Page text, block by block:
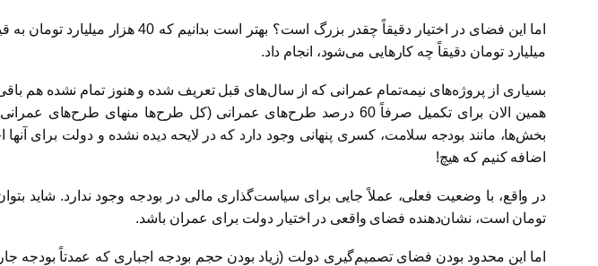
میلیارد تومان دقیقاً چه کارهایی می‌شود، انجام داد.
بسیاری از پروژه‌های نیمه‌تمام عمرانی که از سال‌های قبل تعریف شده و هنوز تمام نشده هم
بخش‌ها،‌ مانند بودجه سلامت، کسری پنهانی وجود دارد که در لایحه دیده نشده و دولت برای آنها
اضافه کنیم که هیچ!
تومان است، نشان‌دهنده فضای واقعی در اختیار دولت برای عمران باشد.
اما این محدود بودن فضای تصمیم‌گیری دولت (زیاد بودن حجم بودجه اجباری که عمدتاً بودجه